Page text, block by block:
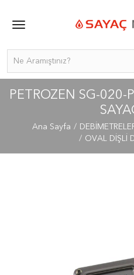
PETROZEN SG-020-
Ana Sayfa
OVAL DİŞLİ